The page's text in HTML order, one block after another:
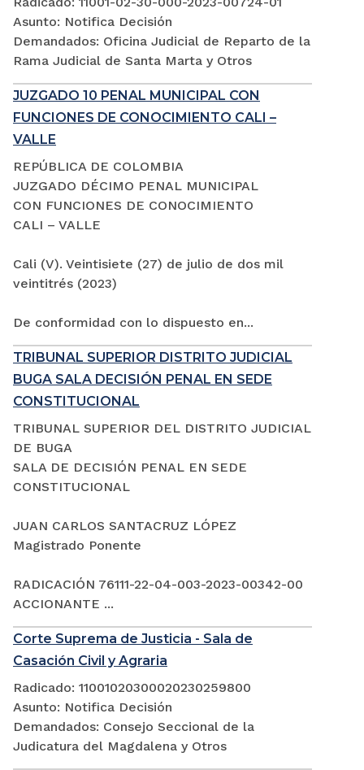
Asunto: Notifica Decisión
Demandados: Oficina Judicial de Reparto de la
Rama Judicial de Santa Marta y Otros
JUZGADO 10 PENAL MUNICIPAL CON
FUNCIONES DE CONOCIMIENTO CALI –
VALLE
REPÚBLICA DE COLOMBIA
JUZGADO DÉCIMO PENAL MUNICIPAL
CON FUNCIONES DE CONOCIMIENTO
CALI – VALLE
Cali (V). Veintisiete (27) de julio de dos mil
veintitrés (2023)
De conformidad con lo dispuesto en...
TRIBUNAL SUPERIOR DISTRITO JUDICIAL
BUGA SALA DECISIÓN PENAL EN SEDE
CONSTITUCIONAL
TRIBUNAL SUPERIOR DEL DISTRITO JUDICIAL
DE BUGA
SALA DE DECISIÓN PENAL EN SEDE
CONSTITUCIONAL
JUAN CARLOS SANTACRUZ LÓPEZ
Magistrado Ponente
RADICACIÓN 76111-22-04-003-2023-00342-00
ACCIONANTE ...
Corte Suprema de Justicia - Sala de
Casación Civil y Agraria
Radicado: 11001020300020230259800
Asunto: Notifica Decisión
Demandados: Consejo Seccional de la
Judicatura del Magdalena y Otros